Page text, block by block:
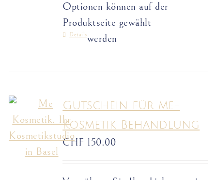
Optionen können auf der
Produktseite gewählt
werden
Details
Gutschein für me-
Kosmetik Behandlung
CHF 150.00